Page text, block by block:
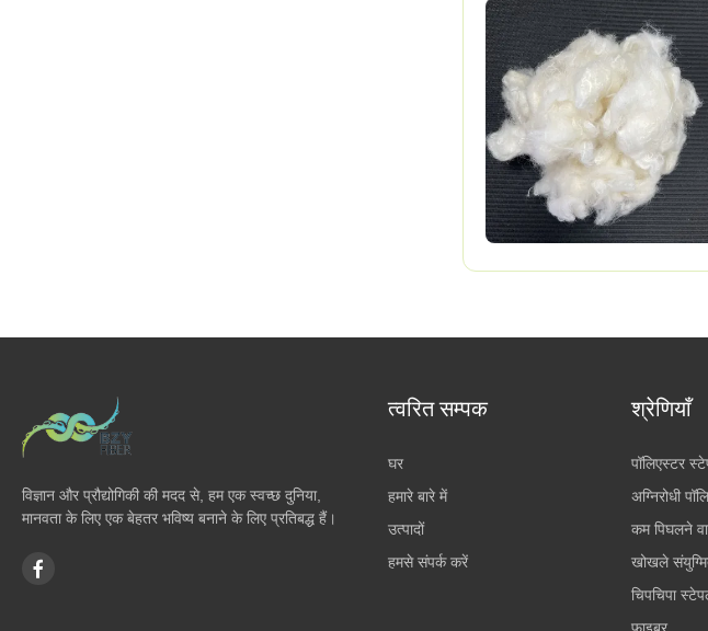
विज्ञान और प्रौद्योगिकी की मदद से, हम एक स्वच्छ दुनिया,
मानवता के लिए एक बेहतर भविष्य बनाने के लिए प्रतिबद्ध हैं।
त्वरित सम्पक
घर
हमारे बारे में
उत्पादों
हमसे संपर्क करें
श्रेणियाँ
पॉलिएस्टर
अग्निरोधी
कम पिघलने
खोखले
चिपचिपा